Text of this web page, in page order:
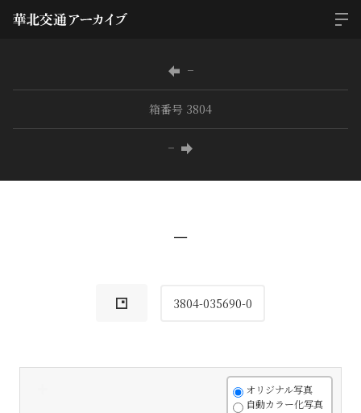
−
箱番号 3804
−
−
3804-035690-0
オリジナル写真
自動カラー化写真